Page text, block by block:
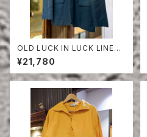
OLD LUCK IN LUCK LINEN
TAILORED JACKET
¥21,780